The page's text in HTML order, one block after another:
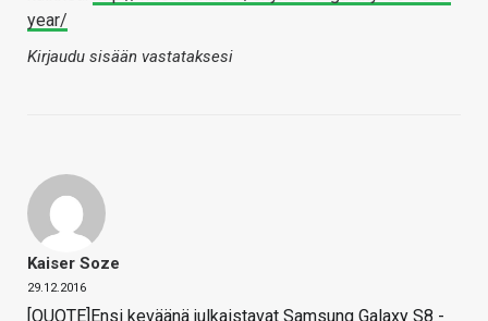
year/
Kirjaudu sisään vastataksesi
Kaiser Soze
29.12.2016
[QUOTE]Ensi keväänä julkaistavat Samsung Galaxy S8 -